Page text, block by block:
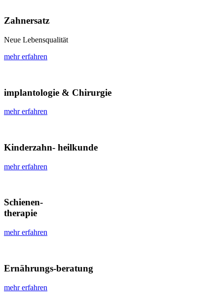
Zahnersatz
Neue Lebensqualität
mehr erfahren
implantologie & Chirurgie
mehr erfahren
Kinderzahn- heilkunde
mehr erfahren
Schienen-
therapie
mehr erfahren
Ernährungs-beratung
mehr erfahren